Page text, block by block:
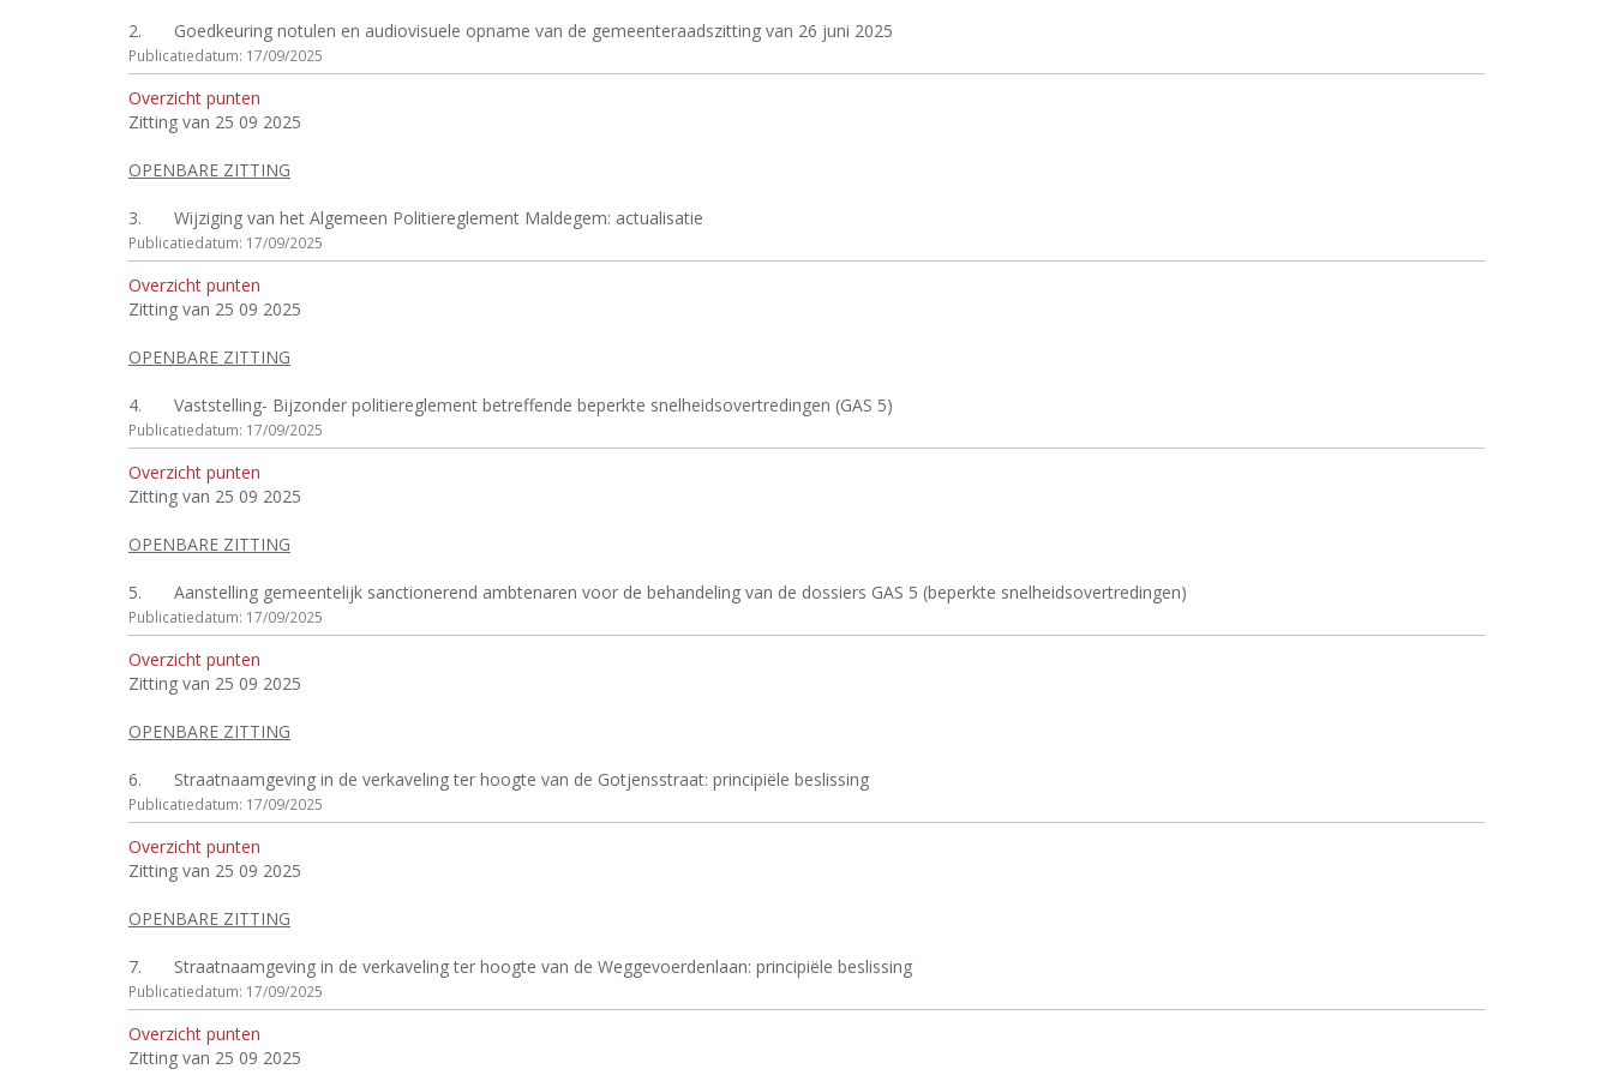
2. Goedkeuring notulen en audiovisuele opname van de gemeenteraadszitting van 26 juni 2025
Publicatiedatum: 17/09/2025
Overzicht punten
Zitting van 25 09 2025
OPENBARE ZITTING
3. Wijziging van het Algemeen Politiereglement Maldegem: actualisatie
Publicatiedatum: 17/09/2025
Overzicht punten
Zitting van 25 09 2025
OPENBARE ZITTING
4. Vaststelling- Bijzonder politiereglement betreffende beperkte snelheidsovertredingen (GAS 5)
Publicatiedatum: 17/09/2025
Overzicht punten
Zitting van 25 09 2025
OPENBARE ZITTING
5. Aanstelling gemeentelijk sanctionerend ambtenaren voor de behandeling van de dossiers GAS 5 (beperkte snelheidsovertredingen)
Publicatiedatum: 17/09/2025
Overzicht punten
Zitting van 25 09 2025
OPENBARE ZITTING
6. Straatnaamgeving in de verkaveling ter hoogte van de Gotjensstraat: principiële beslissing
Publicatiedatum: 17/09/2025
Overzicht punten
Zitting van 25 09 2025
OPENBARE ZITTING
7. Straatnaamgeving in de verkaveling ter hoogte van de Weggevoerdenlaan: principiële beslissing
Publicatiedatum: 17/09/2025
Overzicht punten
Zitting van 25 09 2025